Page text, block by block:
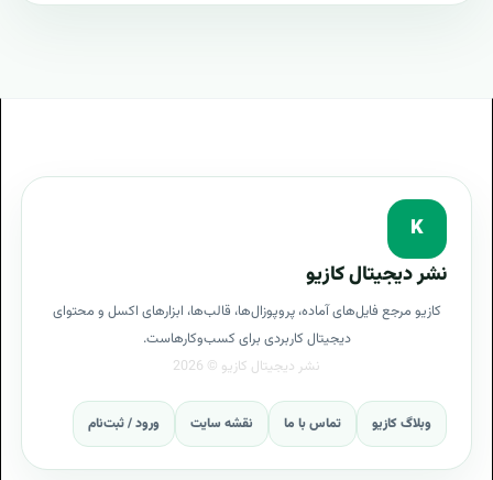
K
نشر دیجیتال کازیو
کازیو مرجع فایل‌های آماده، پروپوزال‌ها، قالب‌ها، ابزارهای اکسل و محتوای
دیجیتال کاربردی برای کسب‌وکارهاست.
وبلاگ کازیو تماس با ما نقشه سایت ورود / ثبت‌نام